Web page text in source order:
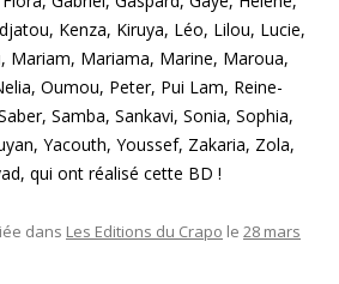
Kenza, Kiruya, Léo, Lilou, Lucie,
Mariam, Mariama, Marine, Maroua,
Oumou, Peter, Pui Lam, Reine-
Samba, Sankavi, Sonia, Sophia,
Yacouth, Youssef, Zakaria, Zola,
qui ont réalisé cette BD !
dans Les Editions du Crapo le 28 mars